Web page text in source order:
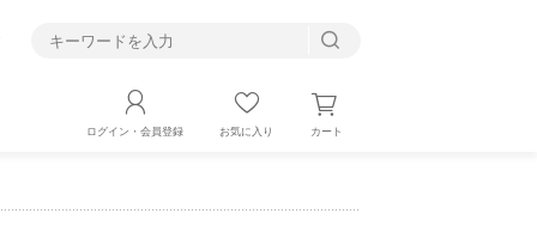
ログイン・会員登録 お気に入り カート